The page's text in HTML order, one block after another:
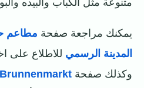
متنوعة مثل الكباب والبيده
يمكنك مراجعة صفحة مطاعم
المدينة الرسمي للاطلاع على
وكذلك صفحة Brunnenmarkt من موقع فيينا الرسمي